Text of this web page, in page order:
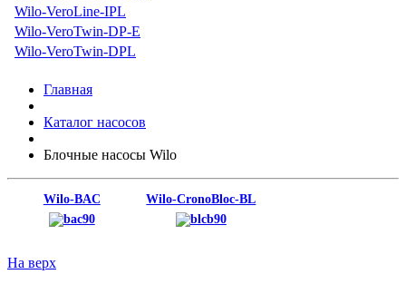
Wilo-VeroLine-IPL
Wilo-VeroTwin-DP-E
Wilo-VeroTwin-DPL
Главная
Каталог насосов
Блочные насосы Wilo
Wilo-BAC Wilo-CronoBloc-BL
На верх